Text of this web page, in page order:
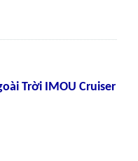
Trời IMOU Cruiser